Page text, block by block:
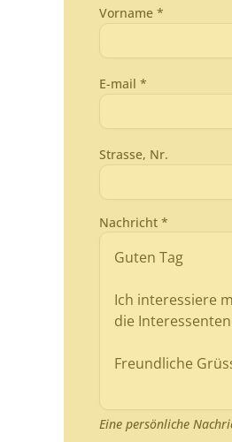
Vorname *
E-mail *
Strasse, Nr.
Nachricht *
Eine persönliche